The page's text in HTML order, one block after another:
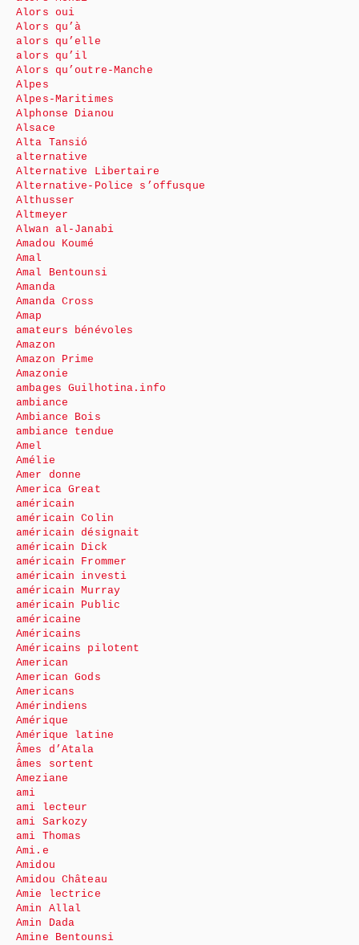
Alors oui
Alors qu’à
alors qu’elle
alors qu’il
Alors qu’outre-Manche
Alpes
Alpes-Maritimes
Alphonse Dianou
Alsace
Alta Tansió
alternative
Alternative Libertaire
Alternative-Police s’offusque
Althusser
Altmeyer
Alwan al-Janabi
Amadou Koumé
Amal
Amal Bentounsi
Amanda
Amanda Cross
Amap
amateurs bénévoles
Amazon
Amazon Prime
Amazonie
ambages Guilhotina.info
ambiance
Ambiance Bois
ambiance tendue
Amel
Amélie
Amer donne
America Great
américain
américain Colin
américain désignait
américain Dick
américain Frommer
américain investi
américain Murray
américain Public
américaine
Américains
Américains pilotent
American
American Gods
Americans
Amérindiens
Amérique
Amérique latine
Âmes d’Atala
âmes sortent
Ameziane
ami
ami lecteur
ami Sarkozy
ami Thomas
Ami.e
Amidou
Amidou Château
Amie lectrice
Amin Allal
Amin Dada
Amine Bentounsi